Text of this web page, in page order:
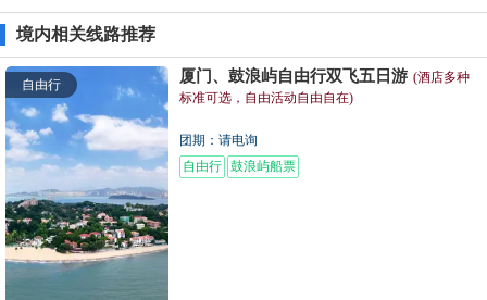
境内相关线路推荐
自由行 厦门、鼓浪屿自由行双飞五日游 (酒店多种
标准可选，自由活动自由自在)
团期：请电询
自由行 鼓浪屿船票